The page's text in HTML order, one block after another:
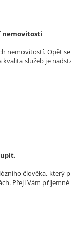
nemovitosti
nemovitostí. Opět
kvalita služeb je
člověka,
Přeji Vám